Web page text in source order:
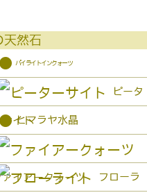
天然石
● パイライトインクォーツ
ピータ
サイト
ヒマラヤ水晶
ァイアークォーツ フローラ